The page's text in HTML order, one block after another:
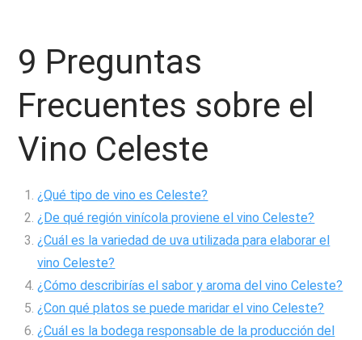
9 Preguntas
Frecuentes sobre el
Vino Celeste
¿Qué tipo de vino es Celeste?
¿De qué región vinícola proviene el vino Celeste?
¿Cuál es la variedad de uva utilizada para elaborar el
vino Celeste?
¿Cómo describirías el sabor y aroma del vino Celeste?
¿Con qué platos se puede maridar el vino Celeste?
¿Cuál es la bodega responsable de la producción del